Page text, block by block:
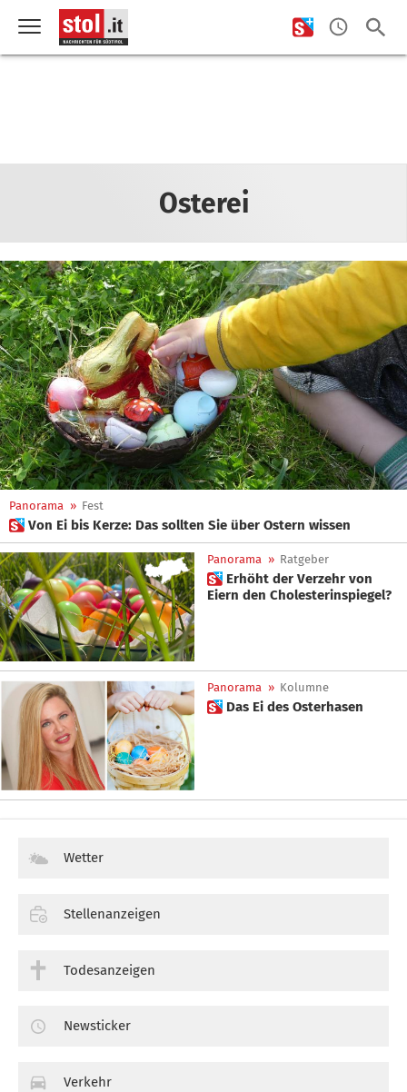
Osterei
Panorama » Fest
 Von Ei bis Kerze: Das sollten Sie über Ostern wissen
Panorama » Ratgeber
 Erhöht der Verzehr von
Eiern den Cholesterinspiegel?
Panorama » Kolumne
 Das Ei des Osterhasen
Wetter
Stellenanzeigen
Todesanzeigen
Newsticker
Verkehr